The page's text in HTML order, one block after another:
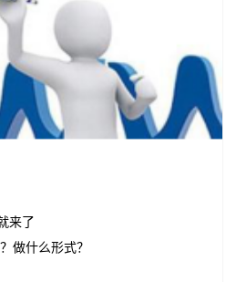
来了
做什么形式？